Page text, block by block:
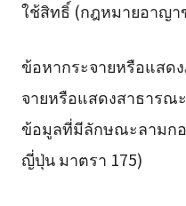
ใช้สิทธิ์ (กฎหมายอาญา
ข้อหากระจายหรือแสด
จายหรือแสดงสาธารณ
ข้อมูลที่มีลักษณะลามก
ญี่ปุ่น มาตรา 175)